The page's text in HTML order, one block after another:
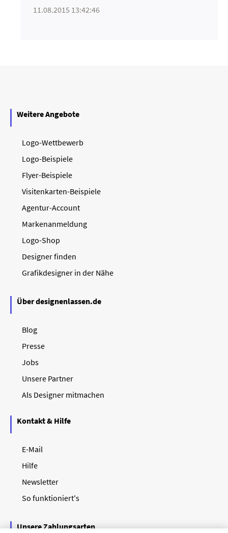
11.08.2015 13:42:46
Weitere Angebote
Logo-Wettbewerb
Logo-Beispiele
Flyer-Beispiele
Visitenkarten-Beispiele
Agentur-Account
Markenanmeldung
Logo-Shop
Designer finden
Grafikdesigner in der Nähe
Über designenlassen.de
Blog
Presse
Jobs
Unsere Partner
Als Designer mitmachen
Kontakt & Hilfe
E-Mail
Hilfe
Newsletter
So funktioniert's
Unsere Zahlungsarten